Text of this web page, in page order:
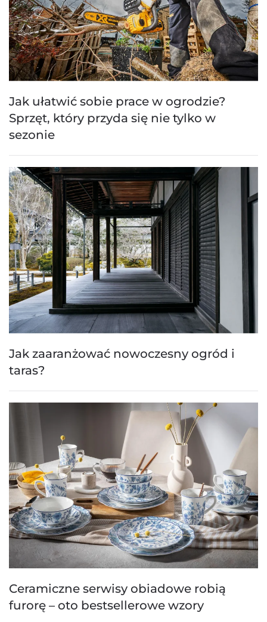
Jak ułatwić sobie prace w ogrodzie?
Sprzęt, który przyda się nie tylko w
sezonie
Jak zaaranżować nowoczesny ogród i
taras?
Ceramiczne serwisy obiadowe robią
furorę – oto bestsellerowe wzory